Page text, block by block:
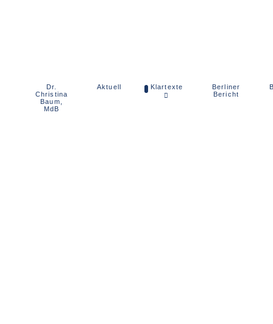
Dr.
Christina
Baum,
MdB
Aktuell Klartexte
Berliner
Bericht